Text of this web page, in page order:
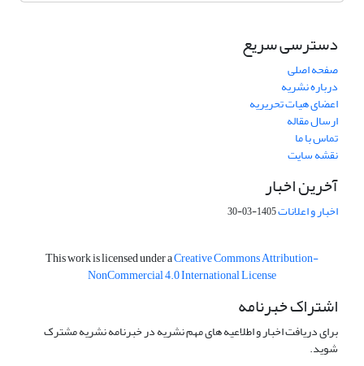
دسترسی سریع
صفحه اصلی
درباره نشریه
اعضای هیات تحریریه
ارسال مقاله
تماس با ما
نقشه سایت
آخرین اخبار
اخبار و اعلانات1405-03-30
This work is licensed under aCreative Commons Attribution-
NonCommercial 4.0 International License
اشتراک خبرنامه
برای دریافت اخبار و اطلاعیه های مهم نشریه در خبرنامه نشریه مشترک
شوید.